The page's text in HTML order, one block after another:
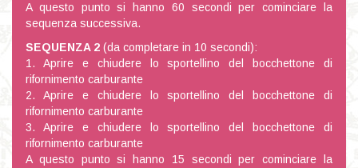
A questo punto si hanno 60 secondi per cominciare la
sequenza successiva.
SEQUENZA 2 (da completare in 10 secondi):
1. Aprire e chiudere lo sportellino del bocchettone di
rifornimento carburante
2. Aprire e chiudere lo sportellino del bocchettone di
rifornimento carburante
3. Aprire e chiudere lo sportellino del bocchettone di
rifornimento carburante
A questo punto si hanno 15 secondi per cominciare la